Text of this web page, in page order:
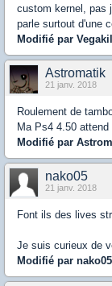
custom kernel, pas
parle surtout d'une
Modifié par
Astromatik
21 janv. 2018
Roulement de
Ma Ps4 4.50
Modifié par
nako05
21 janv. 2018
Font ils des lives
Je suis curieux de
Modifié par